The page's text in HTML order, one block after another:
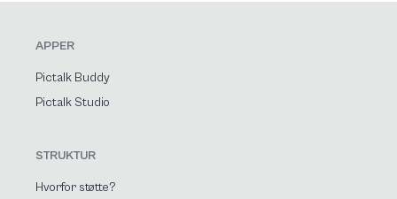
APPER
Pictalk Buddy
Pictalk Studio
STRUKTUR
Hvorfor støtte?